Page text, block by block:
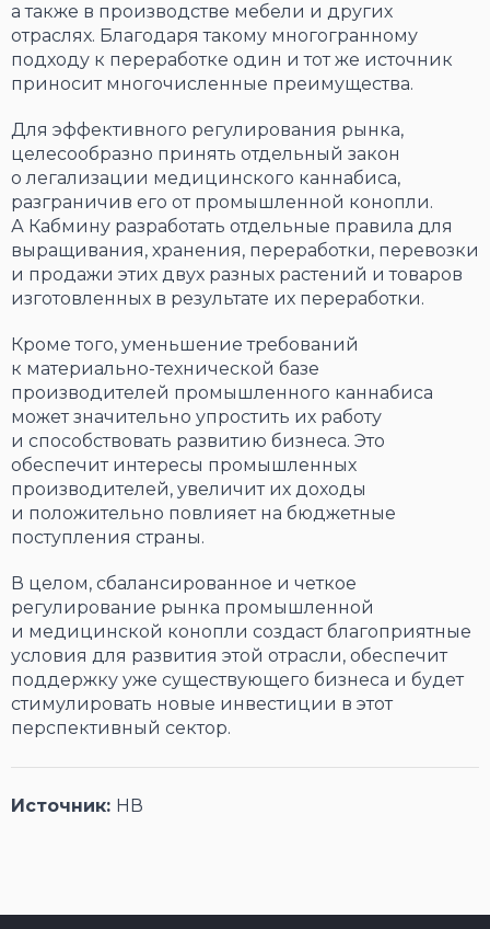
а также в производстве мебели и других
отраслях. Благодаря такому многогранному
подходу к переработке один и тот же источник
приносит многочисленные преимущества.
Для эффективного регулирования рынка,
целесообразно принять отдельный закон
о легализации медицинского каннабиса,
разграничив его от промышленной конопли.
А Кабмину разработать отдельные правила для
выращивания, хранения, переработки, перевозки
и продажи этих двух разных растений и товаров
изготовленных в результате их переработки.
Кроме того, уменьшение требований
к материально-технической базе
производителей промышленного каннабиса
может значительно упростить их работу
и способствовать развитию бизнеса. Это
обеспечит интересы промышленных
производителей, увеличит их доходы
и положительно повлияет на бюджетные
поступления страны.
В целом, сбалансированное и четкое
регулирование рынка промышленной
и медицинской конопли создаст благоприятные
условия для развития этой отрасли, обеспечит
поддержку уже существующего бизнеса и будет
стимулировать новые инвестиции в этот
перспективный сектор.
Источник: НВ